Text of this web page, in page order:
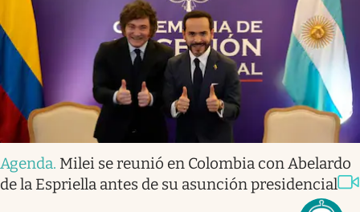
Agenda. Milei se reunió en Colombia con Abelardo
de la Espriella antes de su asunción presidencial